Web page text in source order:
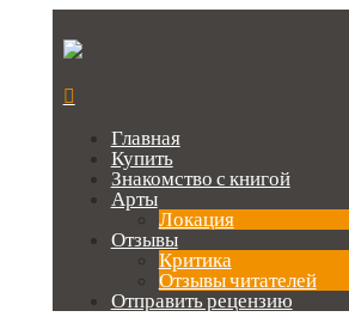
Главная
Купить
Знакомство с книгой
Арты
Локация
Отзывы
Критика
Отзывы читателей
Отправить рецензию